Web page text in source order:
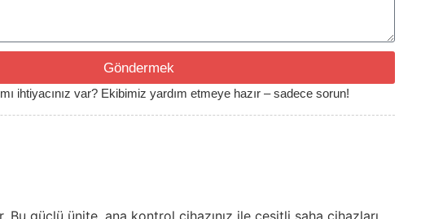
Göndermek
ihtiyacınız var? Ekibimiz yardım etmeye hazır – sadece sorun!